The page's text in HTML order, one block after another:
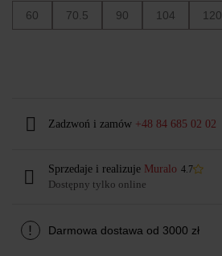
60
70.5 90 104 120
Zadzwoń i zamów +48 84 685 02 02
Sprzedaje i realizuje Muralo 4.7
Dostępny tylko online
! Darmowa dostawa od 3000 zł